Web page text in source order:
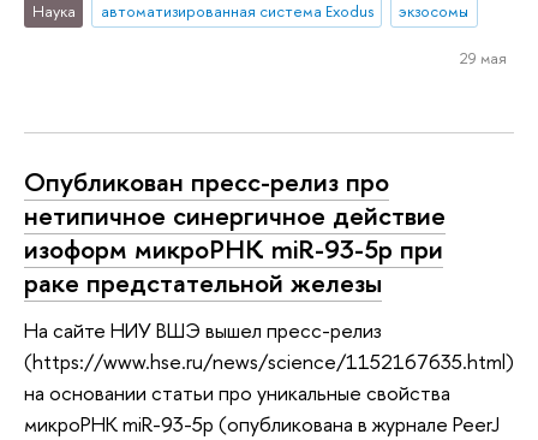
Наука автоматизированная система Exodus экзосомы
29 мая
Опубликован пресс-релиз про
нетипичное синергичное действие
изоформ микроРНК miR-93-5p при
раке предстательной железы
На сайте НИУ ВШЭ вышел пресс-релиз
(https://www.hse.ru/news/science/1152167635.html)
на основании статьи про уникальные свойства
микроРНК miR-93-5p (опубликована в журнале PeerJ